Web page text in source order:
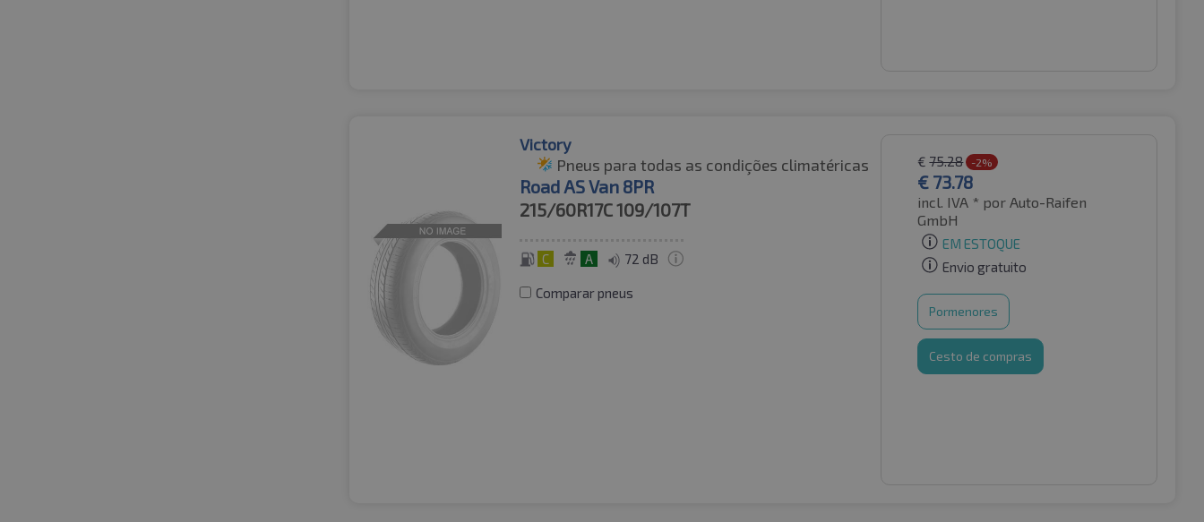
Victory
Pneus para todas as condições climatéricas
Road AS Van 8PR
215/60R17C109/107T
C A 72 dB
Comparar pneus
€ 75.28 -2%
€ 73.78
incl. IVA * por Auto-Raifen
GmbH
EM ESTOQUE
Envio gratuito
Pormenores
Cesto de compras